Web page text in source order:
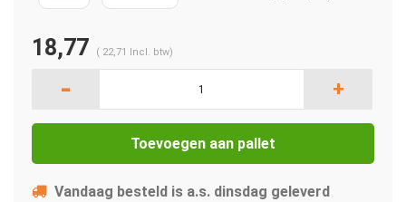
18,77 ( 22,71 Incl. btw)
- +
Toevoegen aan pallet
Vandaag besteld is a.s. dinsdag geleverd